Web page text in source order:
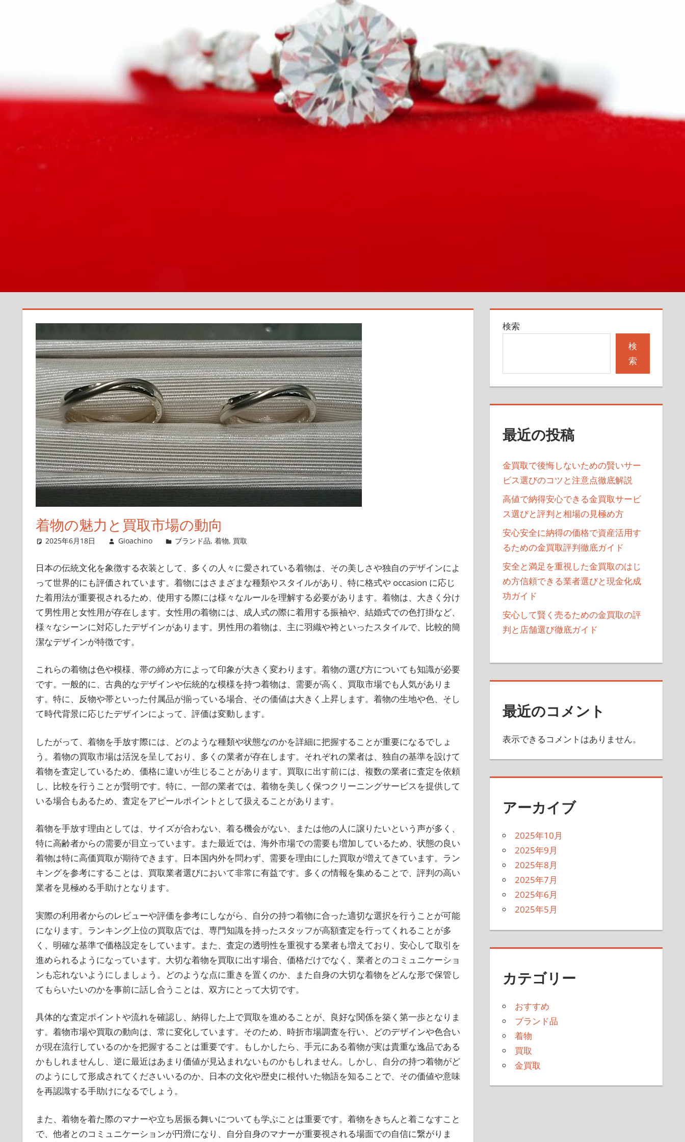
着物の魅力と買取市場の動向
2025年6月18日 Gioachino ブランド品,着物, 買取
日本の伝統文化を象徴する衣装として、多くの人々に愛されている着物は、その美しさや独自のデザインによ
って世界的にも評価されています。 着物にはさまざまな種類やスタイルがあり、特に格式や occasion に応じ
た着用法が重要視されるため、使用する際には様々なルールを理解する必要があります。着物は、大きく分け
て男性用と女性用が存在します。女性用の着物には、成人式の際に着用する振袖や、結婚式での色打掛など、
様々なシーンに対応したデザインがあります。男性用の着物は、主に羽織や袴といったスタイルで、比較的簡
潔なデザインが特徴です。
これらの着物は色や模様、帯の締め方によって印象が大きく変わります。着物の選び方についても知識が必要
です。一般的に、古典的なデザインや伝統的な模様を持つ着物は、需要が高く、買取市場でも人気がありま
す。特に、反物や帯といった付属品が揃っている場合、その価値は大きく上昇します。着物の生地や色、そし
て時代背景に応じたデザインによって、評価は変動します。
したがって、着物を手放す際には、どのような種類や状態なのかを詳細に把握することが重要になるでしょ
う。着物の買取市場は活況を呈しており、多くの業者が存在します。それぞれの業者は、独自の基準を設けて
着物を査定しているため、価格に違いが生じることがあります。買取に出す前には、複数の業者に査定を依頼
し、比較を行うことが賢明です。特に、一部の業者では、着物を美しく保つクリーニングサービスを提供して
いる場合もあるため、査定をアピールポイントとして扱えることがあります。
着物を手放す理由としては、サイズが合わない、着る機会がない、または他の人に譲りたいという声が多く、
特に高齢者からの需要が目立っています。また最近では、海外市場での需要も増加しているため、状態の良い
着物は特に高価買取が期待できます。日本国内外を問わず、需要を理由にした買取が増えてきています。ラン
キングを参考にすることは、買取業者選びにおいて非常に有益です。多くの情報を集めることで、評判の高い
業者を見極める手助けとなります。
実際の利用者からのレビューや評価を参考にしながら、自分の持つ着物に合った適切な選択を行うことが可能
になります。ランキング上位の買取店では、専門知識を持ったスタッフが高額査定を行ってくれることが多
く、明確な基準で価格設定をしています。また、査定の透明性を重視する業者も増えており、安心して取引を
進められるようになっています。大切な着物を買取に出す場合、価格だけでなく、業者とのコミュニケーショ
ンも忘れないようにしましょう。どのような点に重きを置くのか、また自身の大切な着物をどんな形で保管し
てもらいたいのかを事前に話し合うことは、双方にとって大切です。
具体的な査定ポイントや流れを確認し、納得した上で買取を進めることが、良好な関係を築く第一歩となりま
す。着物市場や買取の動向は、常に変化しています。そのため、時折市場調査を行い、どのデザインや色合い
が現在流行しているのかを把握することは重要です。もしかしたら、手元にある着物が実は貴重な逸品である
かもしれませんし、逆に最近はあまり価値が見込まれないものかもしれません。しかし、自分の持つ着物がど
のようにして形成されてくださいいるのか、日本の文化や歴史に根付いた物語を知ることで、その価値や意味
を再認識する手助けになるでしょう。
また、着物を着た際のマナーや立ち居振る舞いについても学ぶことは重要です。着物をきちんと着こなすこと
で、他者とのコミュニケーションが円滑になり、自分自身のマナーが重要視される場面での自信に繋がりま
検索
検
索
最近の投稿
金買取で後悔しないための賢いサー
ビス選びのコツと注意点徹底解説
高値で納得安心できる金買取サービ
ス選びと評判と相場の見極め方
安心安全に納得の価格で資産活用す
るための金買取評判徹底ガイド
安全と満足を重視した金買取のはじ
め方信頼できる業者選びと現金化成
功ガイド
安心して賢く売るための金買取の評
判と店舗選び徹底ガイド
最近のコメント
表示できるコメントはありません。
アーカイブ
2025年10月
2025年9月
2025年8月
2025年7月
2025年6月
2025年5月
カテゴリー
おすすめ
ブランド品
着物
買取
金買取